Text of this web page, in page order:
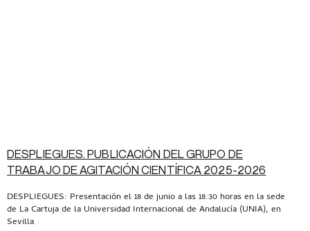
DESPLIEGUES. PUBLICACIÓN DEL GRUPO DE
TRABAJO DE AGITACIÓN CIENTÍFICA 2025-2026
DESPLIEGUES: Presentación el 18 de junio a las 18:30 horas en la sede
de La Cartuja de la Universidad Internacional de Andalucía (UNIA), en
Sevilla